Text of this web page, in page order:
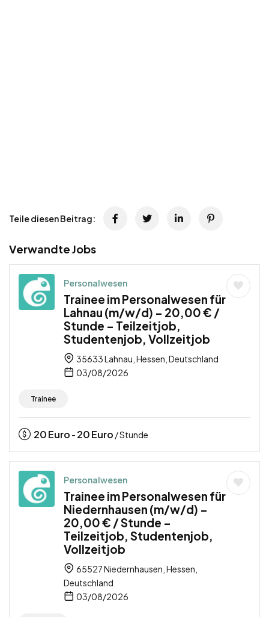
Teile diesen Beitrag:
Verwandte Jobs
Personalwesen
Trainee im Personalwesen für
Lahnau (m/w/d) – 20,00 € /
Stunde – Teilzeitjob,
Studentenjob, Vollzeitjob
35633 Lahnau, Hessen, Deutschland
03/08/2026
Trainee
20Euro - 20Euro / Stunde
Personalwesen
Trainee im Personalwesen für
Niedernhausen (m/w/d) –
20,00 € / Stunde –
Teilzeitjob, Studentenjob,
Vollzeitjob
65527 Niedernhausen, Hessen,
Deutschland
03/08/2026